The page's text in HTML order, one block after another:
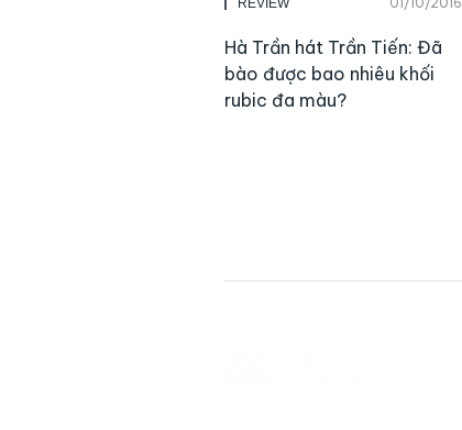
Hà Trần hát Trần Tiến: Đã
bào được bao nhiêu khối
rubic đa màu?